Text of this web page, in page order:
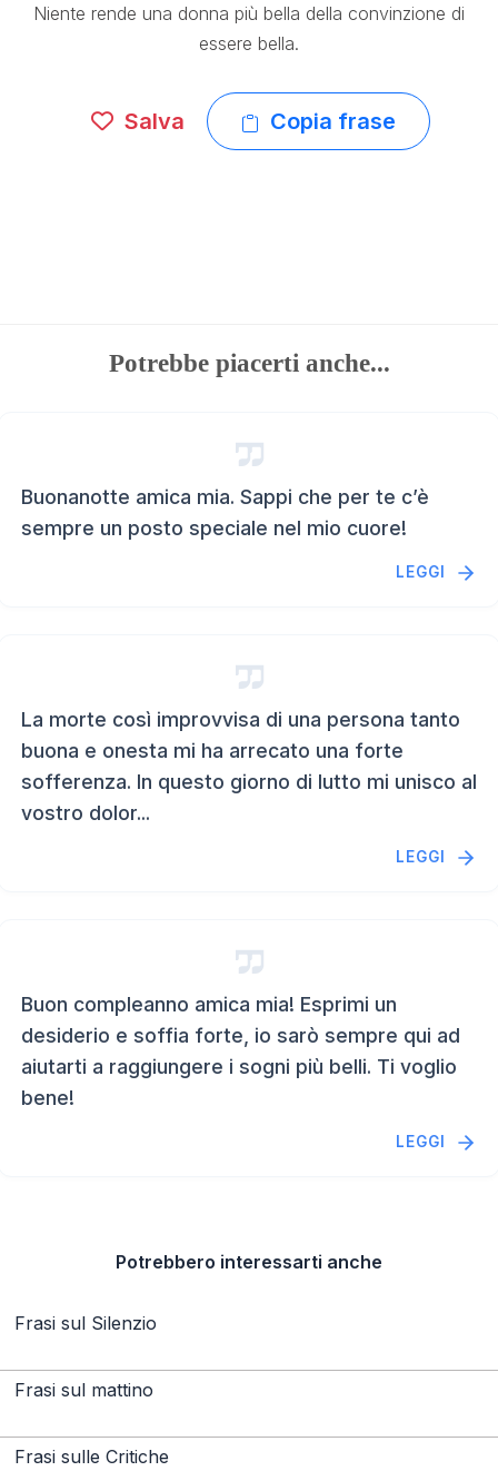
Niente rende una donna più bella della convinzione di
essere bella.
Salva Copia frase
Potrebbe piacerti anche...
Buonanotte amica mia. Sappi che per te c’è
sempre un posto speciale nel mio cuore!
LEGGI
La morte così improvvisa di una persona tanto
buona e onesta mi ha arrecato una forte
sofferenza. In questo giorno di lutto mi unisco al
vostro dolor...
LEGGI
Buon compleanno amica mia! Esprimi un
desiderio e soffia forte, io sarò sempre qui ad
aiutarti a raggiungere i sogni più belli. Ti voglio
bene!
LEGGI
Potrebbero interessarti anche
Frasi sul Silenzio
Frasi sul mattino
Frasi sulle Critiche